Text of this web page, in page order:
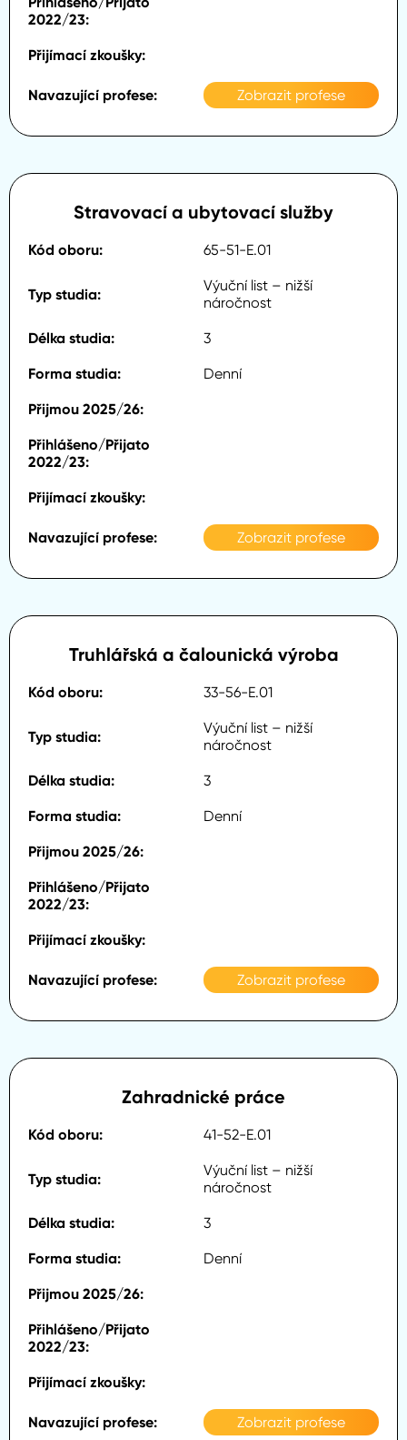
Zobrazit profese
Stravovací a ubytovací služby
65-51-E.01
Výuční list – nižší
náročnost
3
Denní
Zobrazit profese
Truhlářská a čalounická výroba
33-56-E.01
Výuční list – nižší
náročnost
3
Denní
Zobrazit profese
Zahradnické práce
41-52-E.01
Výuční list – nižší
náročnost
3
Denní
Zobrazit profese